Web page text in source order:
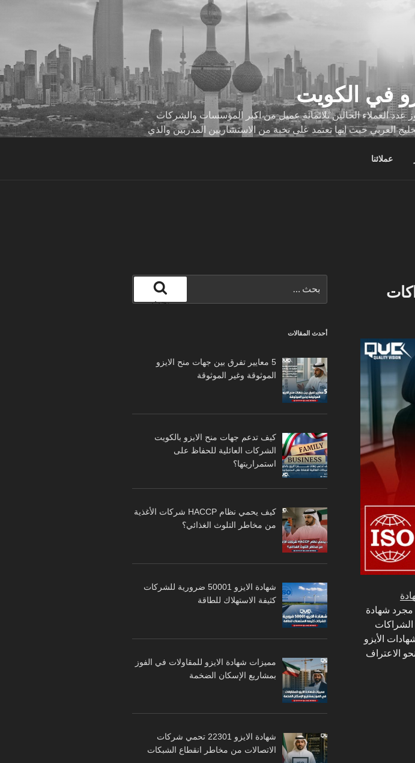
في الكويت
العملاء الحالين ثلاثمائة عميل من اكبر المؤسسات والشركات
العربي حيث انها تعتمد على نخبة من الاستشاريين المدربين والذي
عملائنا
مجرد شهادة
الأيزو
الاعتراف
عن:
بحث
أحدث المقالات
5 معايير تفرق بين جهات منح الايزو
الموثوقة وغير الموثوقة
كيف تدعم جهات منح الايزو بالكويت
الشركات العائلية للحفاظ على
استمراريتها؟
كيف يحمي نظام HACCP شركات الأغذية
من مخاطر التلوث الغذائي؟
شهادة الايزو 50001 ضرورية للشركات
كثيفة الاستهلاك للطاقة
مميزات شهادة الايزو للمقاولات في الفوز
بمشاريع الإسكان الضخمة
شهادة الايزو 22301 تحمي شركات
الاتصالات من مخاطر انقطاع الشبكات